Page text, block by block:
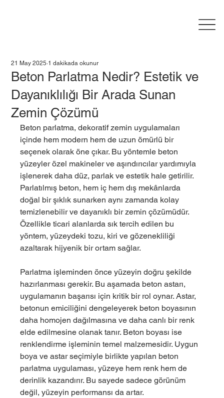
Beton Parlatma Nedir? Estetik ve
Dayanıklılığı Bir Arada Sunan
Zemin Çözümü
21 May 2025 1 dakikada okunur
Beton parlatma, dekoratif zemin uygulamaları
içinde hem modern hem de uzun ömürlü bir
seçenek olarak öne çıkar. Bu yöntemle beton
yüzeyler özel makineler ve aşındırıcılar yardımıyla
işlenerek daha düz, parlak ve estetik hale getirilir.
Parlatılmış beton, hem iç hem dış mekânlarda
doğal bir şıklık sunarken aynı zamanda kolay
temizlenebilir ve dayanıklı bir zemin çözümüdür.
Özellikle ticari alanlarda sık tercih edilen bu
yöntem, yüzeydeki tozu, kiri ve gözenekliliği
azaltarak hijyenik bir ortam sağlar.
Parlatma işleminden önce yüzeyin doğru şekilde
hazırlanması gerekir. Bu aşamada beton astarı,
uygulamanın başarısı için kritik bir rol oynar. Astar,
betonun emiciliğini dengeleyerek beton boyasının
daha homojen dağılmasına ve daha canlı bir renk
elde edilmesine olanak tanır. Beton boyası ise
renklendirme işleminin temel malzemesidir. Uygun
boya ve astar seçimiyle birlikte yapılan beton
parlatma uygulaması, yüzeye hem renk hem de
derinlik kazandırır. Bu sayede sadece görünüm
değil, yüzeyin performansı da artar.